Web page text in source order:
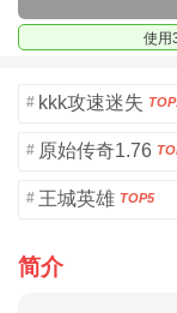
使用
# kkk攻速迷失
# 原始传奇1.76
# 王城英雄 TOP5
简介